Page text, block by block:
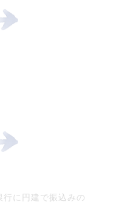
に円建で振込みの